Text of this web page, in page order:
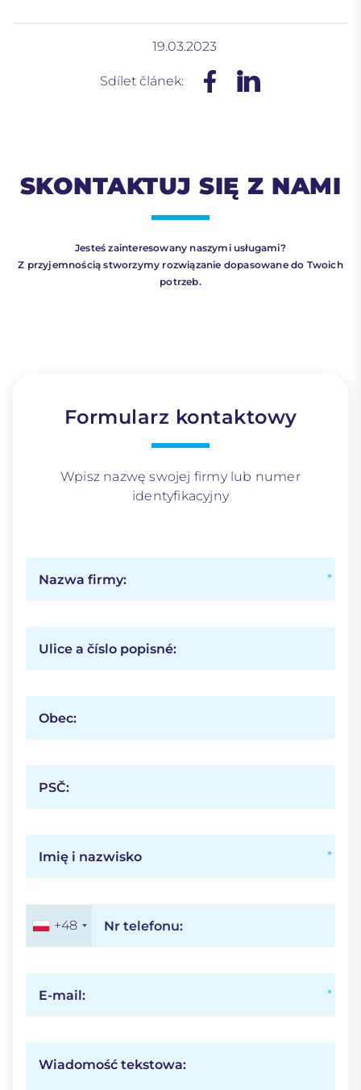
19.03.2023
Sdílet článek:
SKONTAKTUJ SIĘ Z NAMI
Jesteś zainteresowany naszymi usługami?
Z przyjemnością stworzymy rozwiązanie dopasowane do Twoich
potrzeb.
Formularz kontaktowy
Wpisz nazwę swojej firmy lub numer
identyfikacyjny
Nazwa firmy:
Ulice a číslo popisné:
Obec:
PSČ:
Imię i nazwisko
Nr telefonu:
+48
E-mail:
Wiadomość tekstowa: